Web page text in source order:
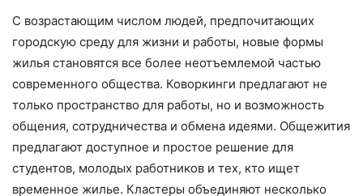
С возрастающим числом людей, предпочитающих
городскую среду для жизни и работы, новые формы
жилья становятся все более неотъемлемой частью
современного общества. Коворкинги предлагают не
только пространство для работы, но и возможность
общения, сотрудничества и обмена идеями. Общежития
предлагают доступное и простое решение для
студентов, молодых работников и тех, кто ищет
временное жилье. Кластеры объединяют несколько